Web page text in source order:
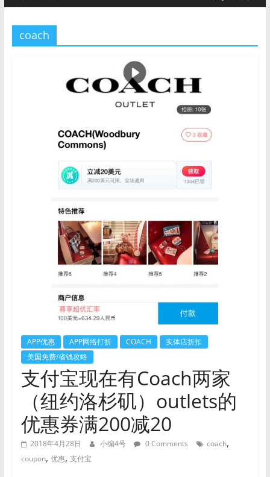
coach
APP优惠 APP网络打折 COACH
实体店折扣
美国免费/省钱攻略
支付宝现在有Coach两家
（纽约洛杉矶）outlets的
优惠券满200减20
2018年4月28日 小编4号 0 Comments coach,
coupon, 优惠, 支付宝